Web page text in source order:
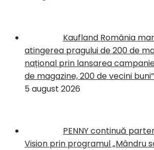
Kaufland România
atingerea pragului de 200 de
național prin lansarea
de magazine, 200 de vecini buni”
5 august 2026
PENNY continuă
Vision prin programul „Mândru